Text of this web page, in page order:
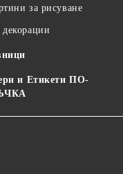
за рисуване
декорации
и Етикети ПО-